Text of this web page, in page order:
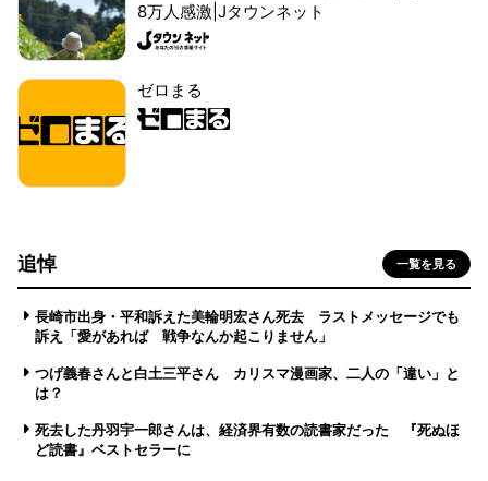
8万人感激|Jタウンネット
ゼロまる
追悼 一覧を見る
長崎市出身・平和訴えた美輪明宏さん死去 ラストメッセージでも
訴え「愛があれば 戦争なんか起こりません」
つげ義春さんと白土三平さん カリスマ漫画家、二人の「違い」と
は？
死去した丹羽宇一郎さんは、経済界有数の読書家だった 『死ぬほ
ど読書』ベストセラーに